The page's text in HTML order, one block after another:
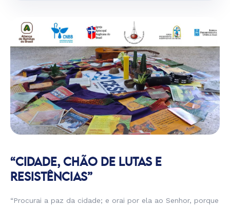
“CIDADE, CHÃO DE LUTAS E
RESISTÊNCIAS”
“Procurai a paz da cidade; e orai por ela ao Senhor, porque